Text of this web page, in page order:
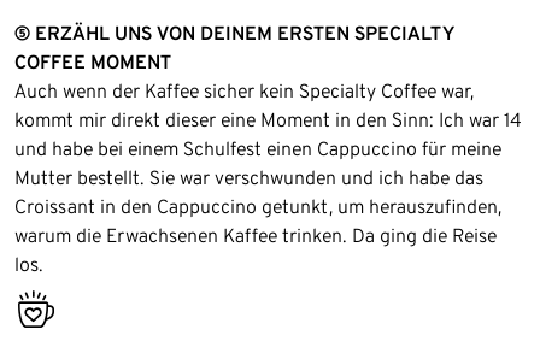
⑤ ERZÄHL UNS VON DEINEM ERSTEN SPECIALTY
COFFEE MOMENT
Auch wenn der Kaffee sicher kein Specialty Coffee war,
kommt mir direkt dieser eine Moment in den Sinn: Ich war 14
und habe bei einem Schulfest einen Cappuccino für meine
Mutter bestellt. Sie war verschwunden und ich habe das
Croissant in den Cappuccino getunkt, um herauszufinden,
warum die Erwachsenen Kaffee trinken. Da ging die Reise
los.
bestseller